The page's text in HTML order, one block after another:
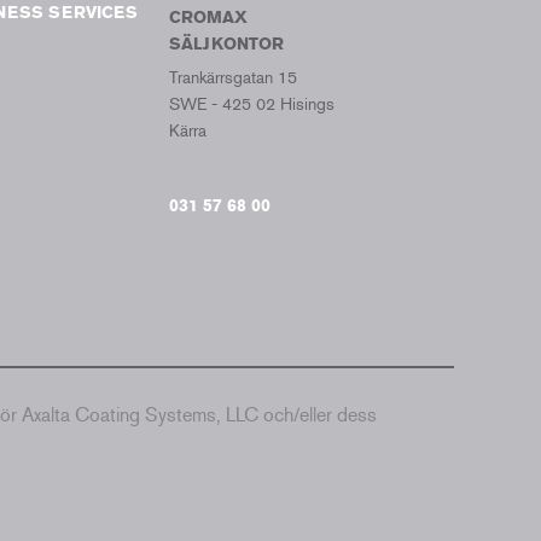
SERVICES
CROMAX
SÄLJKONTOR
Trankärrsgatan 15
SWE - 425 02 Hisings
Kärra
031 57 68 00
Axalta Coating Systems, LLC och/eller dess